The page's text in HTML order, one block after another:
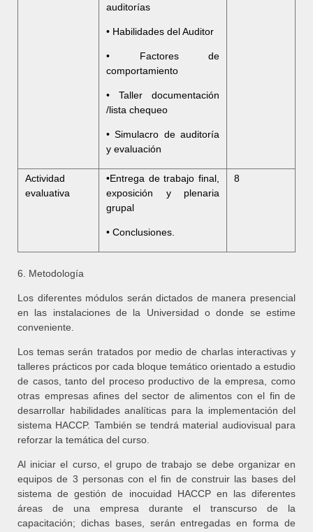
auditorías
• Habilidades del Auditor
• Factores de
comportamiento
• Taller documentación
/lista chequeo
• Simulacro de auditoría
y evaluación
Actividad
evaluativa
•Entrega de trabajo final,
exposición y plenaria
grupal
• Conclusiones.
8
6. Metodología
Los diferentes módulos serán dictados de manera presencial
en las instalaciones de la Universidad o donde se estime
conveniente.
Los temas serán tratados por medio de charlas interactivas y
talleres prácticos por cada bloque temático orientado a estudio
de casos, tanto del proceso productivo de la empresa, como
otras empresas afines del sector de alimentos con el fin de
desarrollar habilidades analíticas para la implementación del
sistema HACCP. También se tendrá material audiovisual para
reforzar la temática del curso.
Al iniciar el curso, el grupo de trabajo se debe organizar en
equipos de 3 personas con el fin de construir las bases del
sistema de gestión de inocuidad HACCP en las diferentes
áreas de una empresa durante el transcurso de la
capacitación; dichas bases, serán entregadas en forma de